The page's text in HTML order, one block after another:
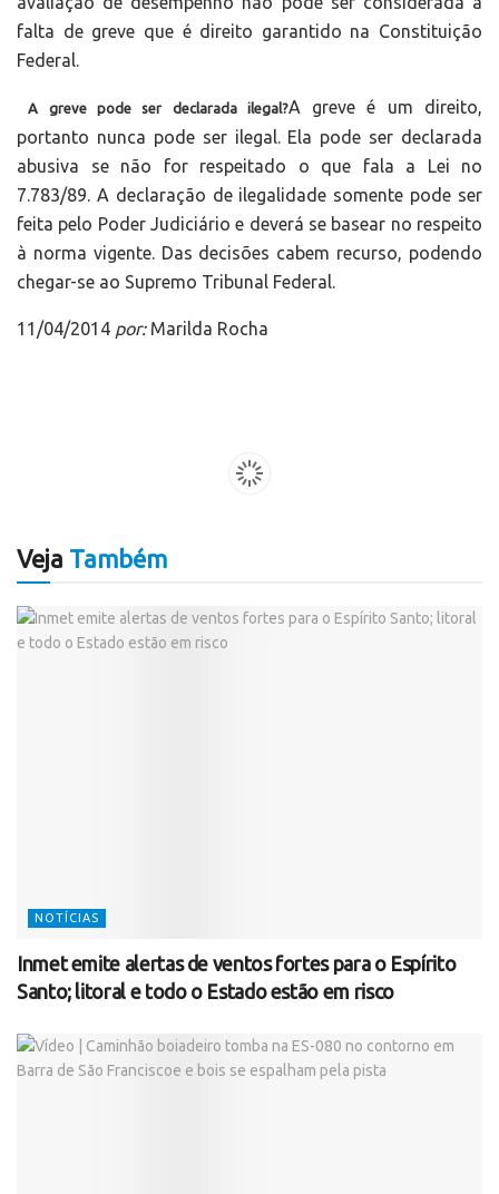
falta de greve que é direito garantido na Constituição
Federal.
A greve pode ser declarada ilegal?A greve é um direito,
portanto nunca pode ser ilegal. Ela pode ser declarada
abusiva se não for respeitado o que fala a Lei no
7.783/89. A declaração de ilegalidade somente pode ser
feita pelo Poder Judiciário e deverá se basear no respeito
à norma vigente. Das decisões cabem recurso, podendo
chegar-se ao Supremo Tribunal Federal.
11/04/2014 por:Marilda Rocha
Veja Também
NOTÍCIAS
Inmet emite alertas de ventos fortes para o Espírito
Santo; litoral e todo o Estado estão em risco